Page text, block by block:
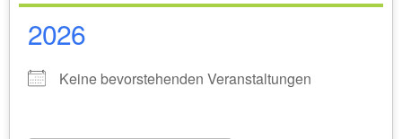
2026
Keine bevorstehenden Veranstaltungen